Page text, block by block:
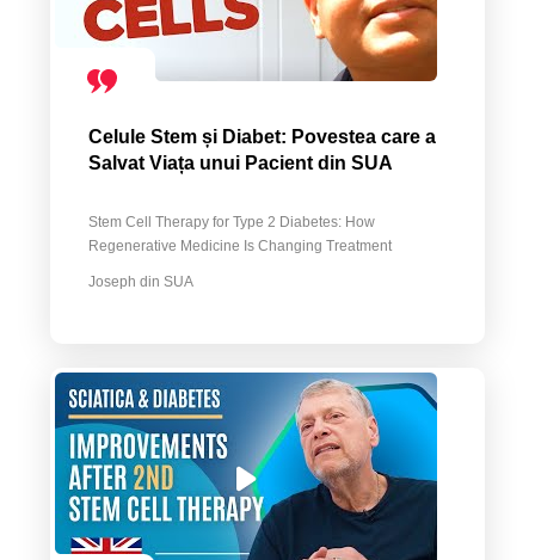
Celule Stem și Diabet: Povestea care a
Salvat Viața unui Pacient din SUA
Stem Cell Therapy for Type 2 Diabetes: How
Regenerative Medicine Is Changing Treatment
Joseph din SUA